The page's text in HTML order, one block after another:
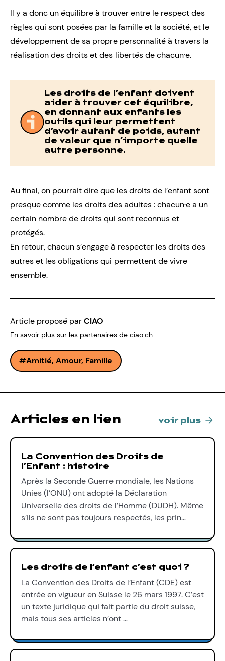
Il y a donc un équilibre à trouver entre le respect des
règles qui sont posées par la famille et la société, et le
développement de sa propre personnalité à travers la
réalisation des droits et des libertés de chacun·e.
Les droits de l’enfant doivent
aider à trouver cet équilibre,
en donnant aux enfants les
outils qui leur permettent
d’avoir autant de poids, autant
de valeur que n’importe quelle
autre personne.
Au final, on pourrait dire que les droits de l’enfant sont
presque comme les droits des adultes : chacun·e a un
certain nombre de droits qui sont reconnus et
protégés.
En retour, chacun s’engage à respecter les droits des
autres et les obligations qui permettent de vivre
ensemble.
Article proposé parCIAO
En savoir plus sur les partenaires de ciao.ch
Amitié, Amour, Famille
Articles en lien voir plus
La Convention des Droits de
l’Enfant : histoire
Après la Seconde Guerre mondiale, les Nations
Unies (l’ONU) ont adopté la Déclaration
Universelle des droits de l’Homme (DUDH). Même
s’ils ne sont pas toujours respectés, les prin…
Les droits de l’enfant c’est quoi ?
La Convention des Droits de l’Enfant (CDE) est
entrée en vigueur en Suisse le 26 mars 1997. C’est
un texte juridique qui fait partie du droit suisse,
mais tous ses articles n’ont …